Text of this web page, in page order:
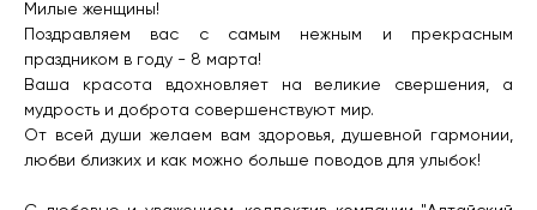
Милые женщины!
Поздравляем вас с самым нежным и прекрасным
праздником в году - 8 марта!
Ваша красота вдохновляет на великие свершения, а
мудрость и доброта совершенствуют мир.
От всей души желаем вам здоровья, душевной гармонии,
любви близких и как можно больше поводов для улыбок!